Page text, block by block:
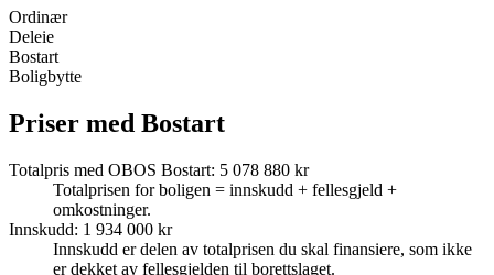
Ordinær
Deleie
Bostart
Boligbytte
Priser med Bostart
Totalpris med OBOS Bostart: 5 078 880 kr
Totalprisen for boligen = innskudd + fellesgjeld +
omkostninger.
Innskudd: 1 934 000 kr
Innskudd er delen av totalprisen du skal finansiere, som ikke
er dekket av fellesgjelden til borettslaget.